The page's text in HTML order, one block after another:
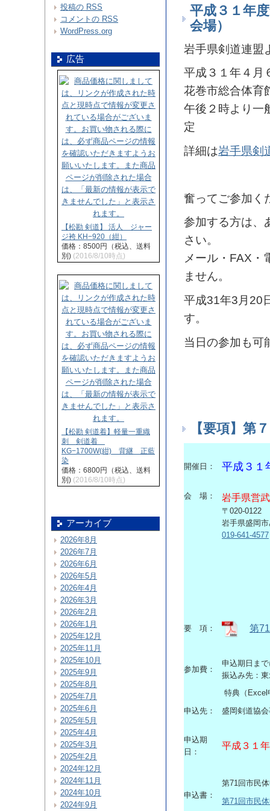
平成３１年
会場）
岩手県剣道連盟
平成３１年４月
花巻市総合体育
午後２時より一
定
詳細は岩手県剣
奮ってご参加く
参加する方は、
さい。
メール・FAX・
ません。
平成31年3月20
す。
当日の参加も可
【要項】第
開催日： 平成３１
会 場： 岩手県営
〒020-0122
岩手県盛岡
019-641-4577
要 項： 第
参加費：
申込期日ま
振込み先：
特典（Excel
申込先：
盛岡剣道協
申込期
日：
平成３１
申込書：
第71回市民
第71回市民
投稿の RSS
コメントの RSS
WordPress.org
広告
【松勘 剣道】 活人 ジャー
ジ袴 KH−920（紺）
価格：8500円（税込、送料
別) (2016/8/10時点)
【松勘 剣道着】軽量一重織
刺 剣道着
KG−1700W(紺) 背継 正藍
染
価格：6800円（税込、送料
別) (2016/8/10時点)
アーカイブ
2026年8月
2026年7月
2026年6月
2026年5月
2026年4月
2026年3月
2026年2月
2026年1月
2025年12月
2025年11月
2025年10月
2025年9月
2025年8月
2025年7月
2025年6月
2025年5月
2025年4月
2025年3月
2025年2月
2024年12月
2024年11月
2024年10月
2024年9月